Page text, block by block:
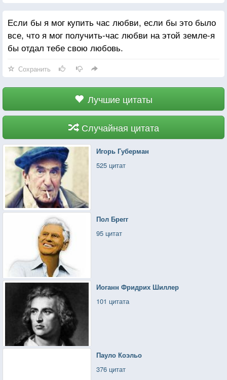
Если бы я мог купить час любви, если бы это было
все, что я мог получить-час любви на этой земле-я
бы отдал тебе свою любовь.
Сохранить
Лучшие цитаты
Случайная цитата
Игорь Губерман
525 цитат
Пол Брегг
95 цитат
Иоганн Фридрих Шиллер
101 цитата
Пауло Коэльо
376 цитат